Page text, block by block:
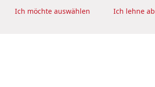
PR & Corporate Communications
Ich möchte auswählen Ich lehne ab